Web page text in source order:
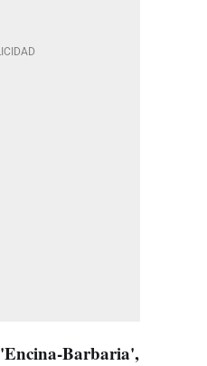
'Encina-Barbaria',